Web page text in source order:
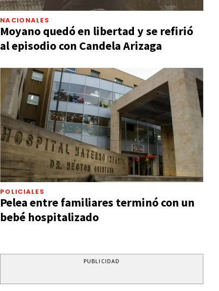
NACIONALES
Moyano quedó en libertad y se refirió
al episodio con Candela Arizaga
POLICIALES
Pelea entre familiares terminó con un
bebé hospitalizado
PUBLICIDAD